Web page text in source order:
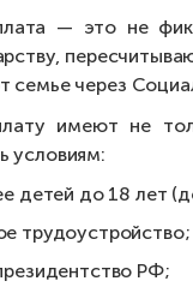
— это не
семье через
имеют не
условиям:
детей до 18 лет
трудоустройство;
РФ;